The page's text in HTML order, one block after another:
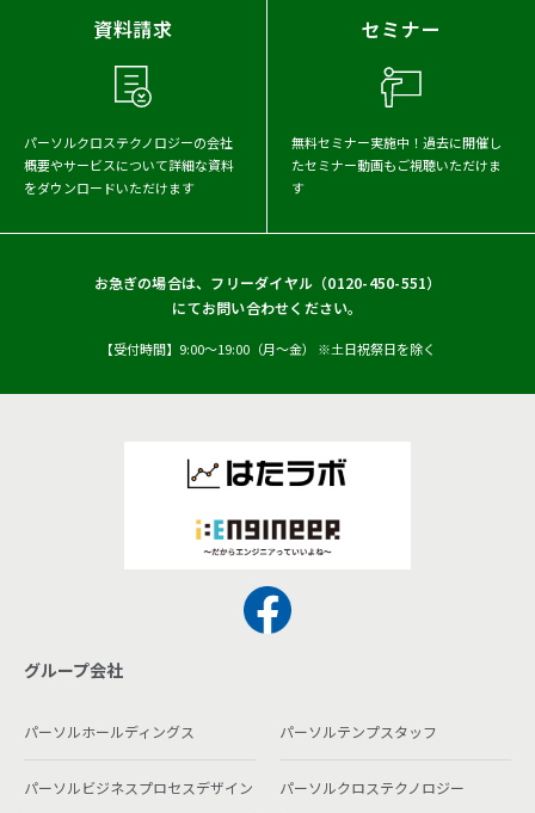
資料請求
パーソルクロステクノロジーの会社
概要やサービスについて詳細な資料
をダウンロードいただけます
セミナー
無料セミナー実施中！ 過去に開催し
たセミナー動画もご視聴いただけま
す
お急ぎの場合は、フリーダイヤル（0120-450-551）
にてお問い合わせください。
【受付時間】9:00〜19:00（月〜金） ※土日祝祭日を除く
グループ会社
パーソルホールディングス パーソルテンプスタッフ
パーソルビジネスプロセスデザイン パーソルクロステクノロジー